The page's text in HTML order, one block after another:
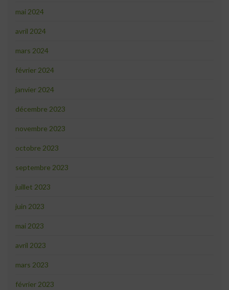
mai 2024
avril 2024
mars 2024
février 2024
janvier 2024
décembre 2023
novembre 2023
octobre 2023
septembre 2023
juillet 2023
juin 2023
mai 2023
avril 2023
mars 2023
février 2023